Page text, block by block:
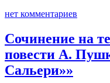
нет комментариев
Сочинение на
повести А.
Сальери»»